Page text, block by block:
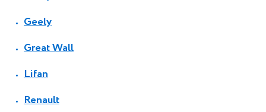
Geely
Great Wall
Lifan
Renault